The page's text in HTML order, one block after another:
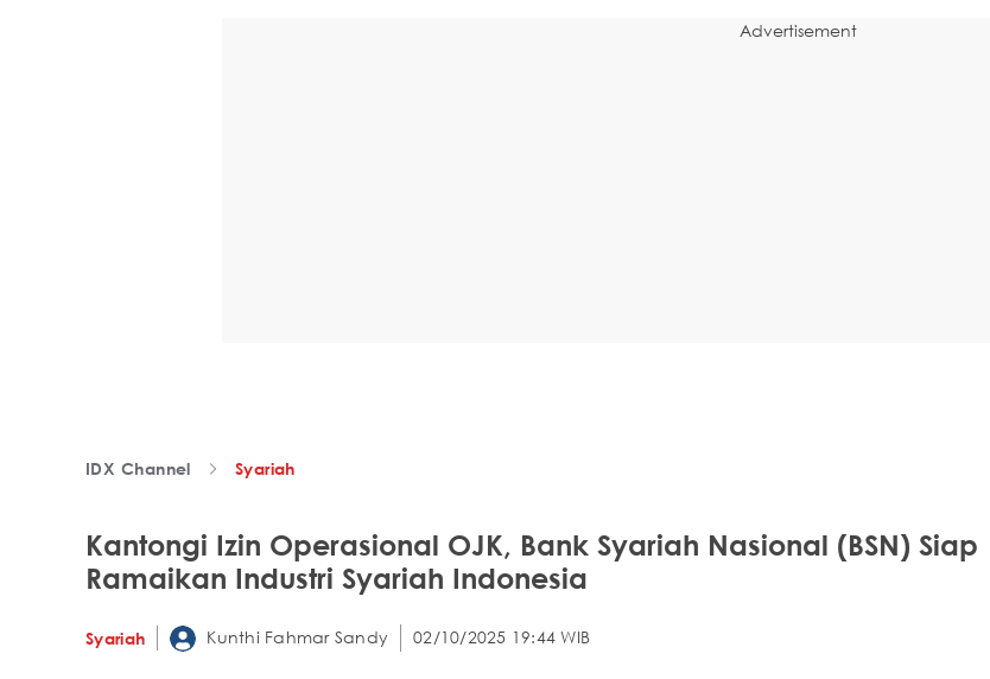
Advertisement
IDX Channel Syariah
Kantongi Izin Operasional OJK, Bank Syariah Nasional (BSN) Siap
Ramaikan Industri Syariah Indonesia
Syariah Kunthi Fahmar Sandy 02/10/2025 19:44 WIB